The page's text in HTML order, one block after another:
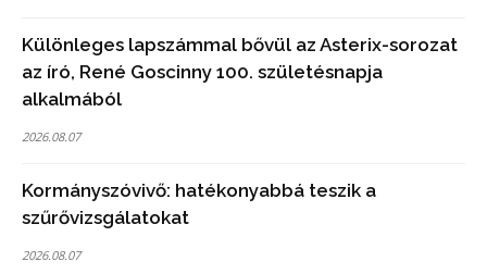
Különleges lapszámmal bővül az Asterix-sorozat
az író, René Goscinny 100. születésnapja
alkalmából
2026.08.07
Kormányszóvivő: hatékonyabbá teszik a
szűrővizsgálatokat
2026.08.07